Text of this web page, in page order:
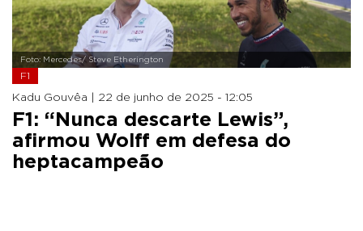
Foto: Mercedes/ Steve Etherington
F1
Kadu Gouvêa | 22 de junho de 2025 - 12:05
F1: “Nunca descarte Lewis”,
afirmou Wolff em defesa do
heptacampeão